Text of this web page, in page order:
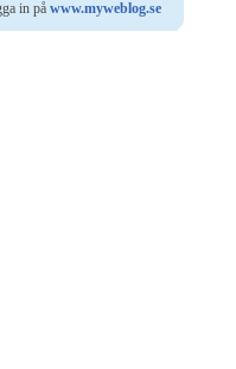
in på www.myweblog.se